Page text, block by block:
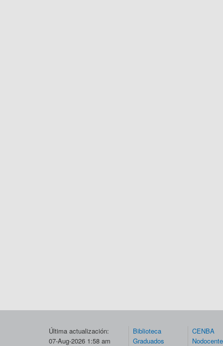
Última actualización:
07-Aug-2026 1:58 am
Biblioteca
Graduados
CENBA